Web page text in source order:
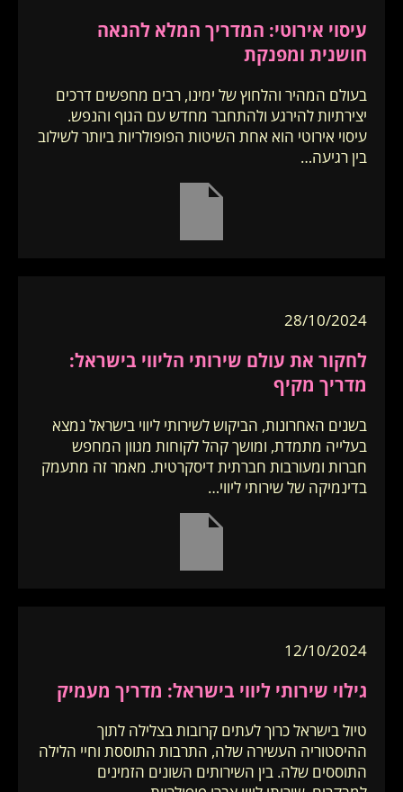
עיסוי אירוטי: המדריך המלא להנאה
חושנית ומפנקת
בעולם המהיר והלחוץ של ימינו, רבים מחפשים דרכים
יצירתיות להירגע ולהתחבר מחדש עם הגוף והנפש.
עיסוי אירוטי הוא אחת השיטות הפופולריות ביותר לשילוב
בין רגיעה…
28/10/2024
לחקור את עולם שירותי הליווי בישראל:
מדריך מקיף
בשנים האחרונות, הביקוש לשירותי ליווי בישראל נמצא
בעלייה מתמדת, ומושך קהל לקוחות מגוון המחפש
חברות ומעורבות חברתית דיסקרטית. מאמר זה מתעמק
בדינמיקה של שירותי ליווי…
12/10/2024
גילוי שירותי ליווי בישראל: מדריך מעמיק
טיול בישראל כרוך לעתים קרובות בצלילה לתוך
ההיסטוריה העשירה שלה, התרבות התוססת וחיי הלילה
התוססים שלה. בין השירותים השונים הזמינים